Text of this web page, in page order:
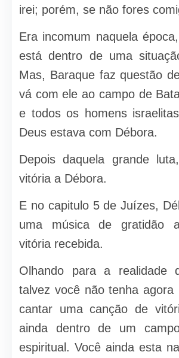
irei; porém, se não fores
Era incomum naquela
está dentro de uma
Mas, Baraque faz questão
vá com ele ao campo de
e todos os homens
Deus estava com Débora.
Depois daquela grande
vitória a Débora.
E no capitulo 5 de Juízes,
uma música de gratidão
vitória recebida.
Olhando para a realidade
talvez você não tenha agora
cantar uma canção de
ainda dentro de um
espiritual. Você ainda esta